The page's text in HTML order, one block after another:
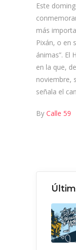
Este
más
Pixán, o en
ánimas”. El
en la que,
noviembre,
señala el
By Calle 59